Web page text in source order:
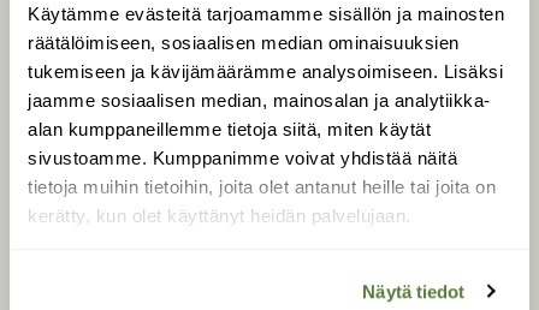
Käytämme evästeitä tarjoamamme sisällön ja mainosten
räätälöimiseen, sosiaalisen median ominaisuuksien
tukemiseen ja kävijämäärämme analysoimiseen. Lisäksi
jaamme sosiaalisen median, mainosalan ja analytiikka-
alan kumppaneillemme tietoja siitä, miten käytät
sivustoamme. Kumppanimme voivat yhdistää näitä
tietoja muihin tietoihin, joita olet antanut heille tai joita on
kerätty, kun olet käyttänyt heidän palvelujaan.
Näytä tiedot
Äänestä parasta juttua
Tilaa uutiskirje
SUOMEN LUONNON­
SUOJELU­LIITTO
Suomen Luonto -lehden
luonnonsuojelu­liitto.